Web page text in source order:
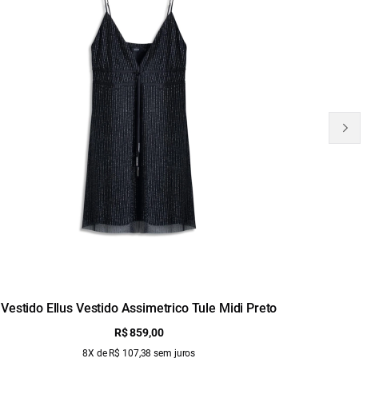
Vestido Ellus Vestido Assimetrico Tule Midi Preto
R$ 859,00
8X de R$ 107,38 sem juros